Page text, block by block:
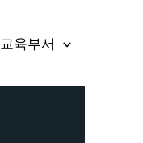
교육부서